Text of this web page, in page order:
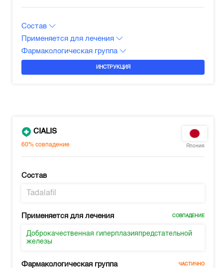
Состав
Применяется для лечения
Фармакологическая группа
ИНСТРУКЦИЯ
CIALIS
60%совпадение Япония
Состав
Tadalafil
Применяется для лечения СОВПАДЕНИЕ
Доброкачественная гиперплазияпредстательной
железы
Фармакологическая группа ЧАСТИЧНО